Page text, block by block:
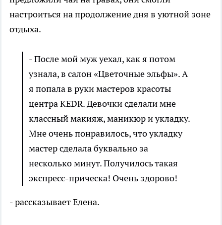
настроиться на продолжение дня в уютной зоне
отдыха.
- После мой муж уехал, как я потом
узнала, в салон «Цветочные эльфы». А
я попала в руки мастеров красоты
центра KEDR. Девочки сделали мне
классный макияж, маникюр и укладку.
Мне очень понравилось, что укладку
мастер сделала буквально за
несколько минут. Получилось такая
экспресс-прическа! Очень здорово!
- рассказывает Елена.